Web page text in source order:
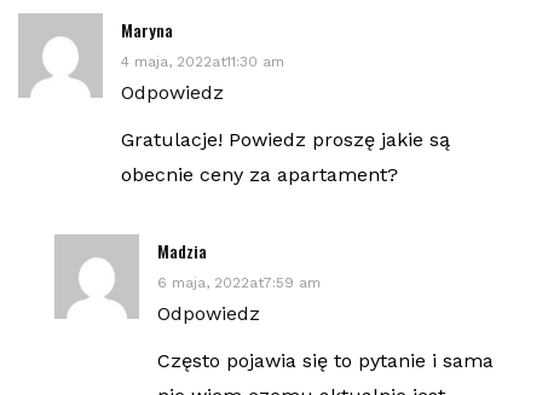
Maryna
4 maja, 2022at11:30 am
Odpowiedz
Gratulacje! Powiedz proszę jakie są
obecnie ceny za apartament?
Madzia
6 maja, 2022at7:59 am
Odpowiedz
Często pojawia się to pytanie i sama